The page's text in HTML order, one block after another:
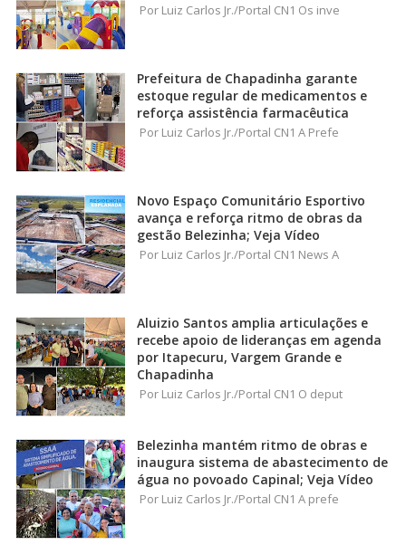
Por Luiz Carlos Jr./Portal CN1 Os inve
Prefeitura de Chapadinha garante
estoque regular de medicamentos e
reforça assistência farmacêutica
Por Luiz Carlos Jr./Portal CN1 A Prefe
Novo Espaço Comunitário Esportivo
avança e reforça ritmo de obras da
gestão Belezinha; Veja Vídeo
Por Luiz Carlos Jr./Portal CN1 News A
Aluizio Santos amplia articulações e
recebe apoio de lideranças em agenda
por Itapecuru, Vargem Grande e
Chapadinha
Por Luiz Carlos Jr./Portal CN1 O deput
Belezinha mantém ritmo de obras e
inaugura sistema de abastecimento de
água no povoado Capinal; Veja Vídeo
Por Luiz Carlos Jr./Portal CN1 A prefe